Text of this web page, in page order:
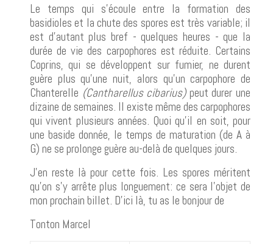
Le temps qui s'écoule entre la formation des
basidioles et la chute des spores est très variable; il
est d'autant plus bref - quelques heures - que la
durée de vie des carpophores est réduite. Certains
Coprins, qui se développent sur fumier, ne durent
guère plus qu'une nuit, alors qu'un carpophore de
Chanterelle (Cantharellus cibarius) peut durer une
dizaine de semaines. Il existe même des carpophores
qui vivent plusieurs années. Quoi qu'il en soit, pour
une baside donnée, le temps de maturation (de A à
G) ne se prolonge guère au-delà de quelques jours.
J'en reste là pour cette fois. Les spores méritent
qu'on s'y arrête plus longuement: ce sera l'objet de
mon prochain billet. D'ici là, tu as le bonjour de
Tonton Marcel